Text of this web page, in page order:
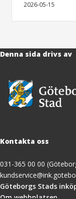
2026-05-15
Denna sida drivs av
Kontakta oss
031-365 00 00
Göteborgs Stads
Om webbplatsen